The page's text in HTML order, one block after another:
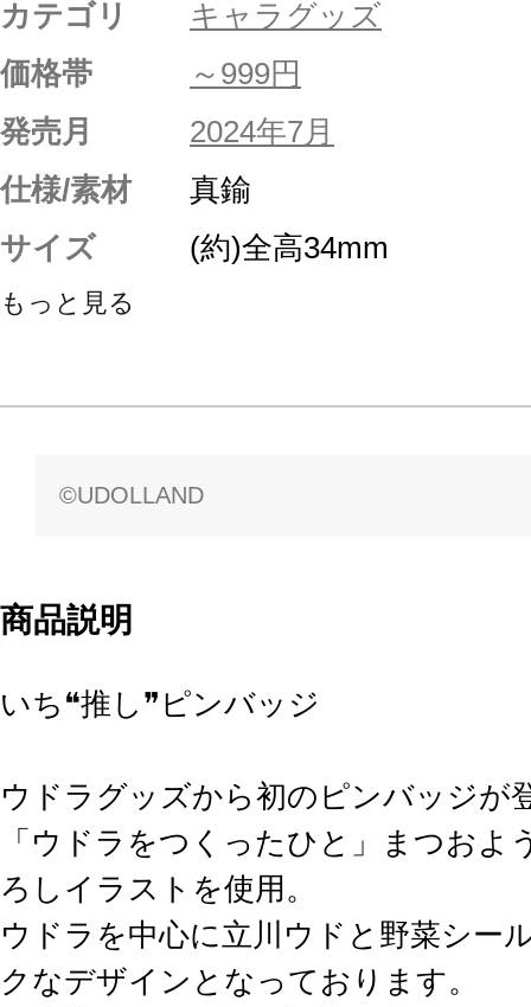
カテゴリ
キャラグッズ
価格帯
～999円
発売月
2024年7月
仕様/素材
真鍮
サイズ
(約)全高34mm
もっと見る
©UDOLLAND
商品説明
いち❝推し❞ピンバッジ
ウドラグッズから初のピンバッジが
「ウドラをつくったひと」まつおよ
ろしイラストを使用。
ウドラを中心に立川ウドと野菜シー
クなデザインとなっております。